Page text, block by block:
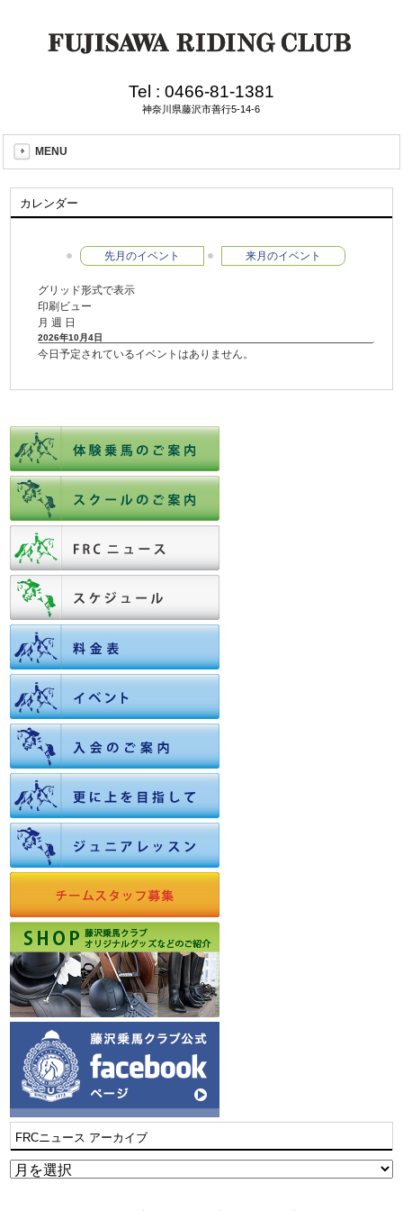
Tel : 0466-81-1381
神奈川県藤沢市善行5-14-6
MENU
カレンダー
先月のイベント 来月のイベント
グリッド形式で表示
印刷ビュー
月 週 日
2026年10月4日
今日予定されているイベントはありません。
FRCニュース アーカイブ